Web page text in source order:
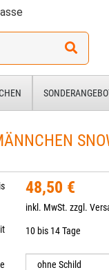
48,50 €
inkl. MwSt. zzgl.
10 bis 14 Tage